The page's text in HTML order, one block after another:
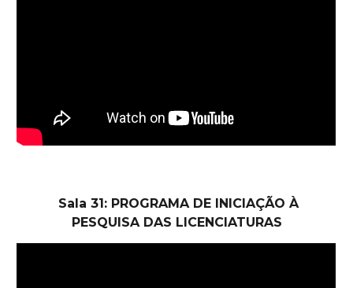
Sala 31: PROGRAMA DE INICIAÇÃO À
PESQUISA DAS LICENCIATURAS